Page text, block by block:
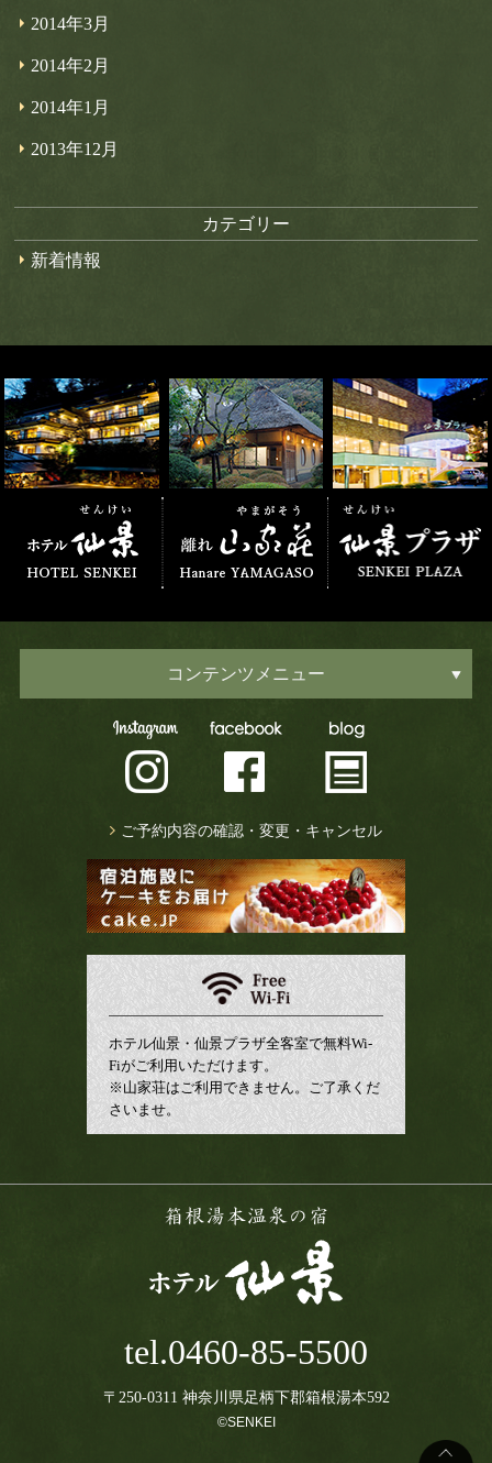
2014年3月
2014年2月
2014年1月
2013年12月
カテゴリー
新着情報
コンテンツメニュー
ご予約内容の確認・変更・キャンセル
ホテル仙景・仙景プラザ全客室で無料Wi-
Fiがご利用いただけます。
※山家荘はご利用できません。ご了承くだ
さいませ。
tel.0460-85-5500
〒250-0311 神奈川県足柄下郡箱根湯本592
©SENKEI